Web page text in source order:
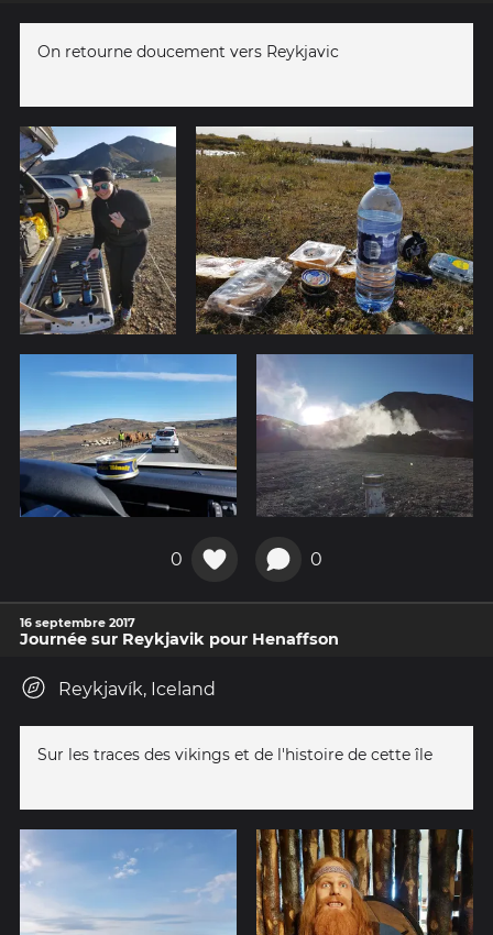
On retourne doucement vers Reykjavic
0 0
16 septembre 2017
Journée sur Reykjavik pour Henaffson
Reykjavík, Iceland
Sur les traces des vikings et de l'histoire de cette île